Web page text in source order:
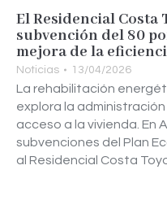
El Residencial Costa
subvención del 80
mejora de la
Noticias 13/04/2026
La rehabilitación
explora la
acceso a la vivienda. En
subvenciones del Plan
al Residencial Costa